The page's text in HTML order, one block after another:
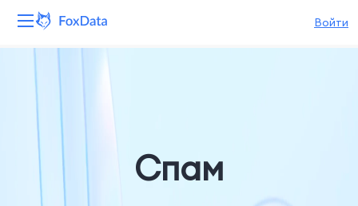
Войти
Решения
Ресурсы
Спам